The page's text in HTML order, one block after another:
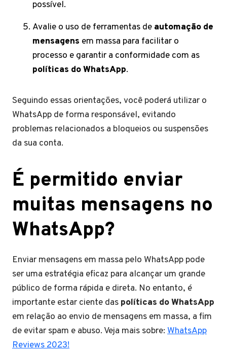
possível.
Avalie o uso de ferramentas de automação de
mensagens em massa para facilitar o
processo e garantir a conformidade com as
políticas do WhatsApp.
Seguindo essas orientações, você poderá utilizar o
WhatsApp de forma responsável, evitando
problemas relacionados a bloqueios ou suspensões
da sua conta.
É permitido enviar
muitas mensagens no
WhatsApp?
Enviar mensagens em massa pelo WhatsApp pode
ser uma estratégia eficaz para alcançar um grande
público de forma rápida e direta. No entanto, é
importante estar ciente das políticas do WhatsApp
em relação ao envio de mensagens em massa, a fim
de evitar spam e abuso. Veja mais sobre: WhatsApp
Reviews 2023!